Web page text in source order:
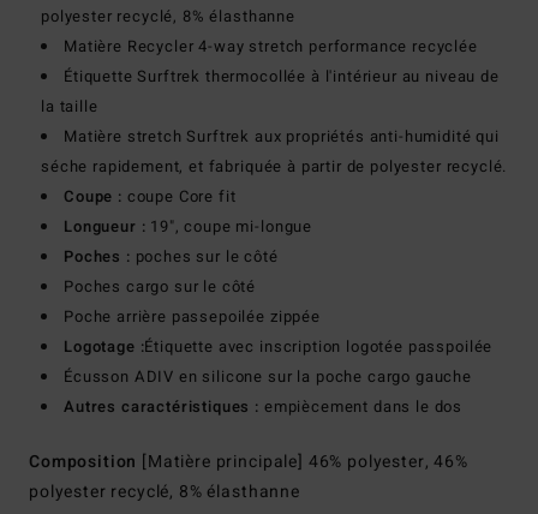
polyester recyclé, 8% élasthanne
Matière Recycler 4-way stretch performance recyclée
Étiquette Surftrek thermocollée à l'intérieur au niveau de
la taille
Matière stretch Surftrek aux propriétés anti-humidité qui
séche rapidement, et fabriquée à partir de polyester recyclé.
Coupe : coupe Core fit
Longueur : 19", coupe mi-longue
Poches : poches sur le côté
Poches cargo sur le côté
Poche arrière passepoilée zippée
Logotage :Étiquette avec inscription logotée passpoilée
Écusson ADIV en silicone sur la poche cargo gauche
Autres caractéristiques : empiècement dans le dos
Composition [Matière principale] 46% polyester, 46%
polyester recyclé, 8% élasthanne